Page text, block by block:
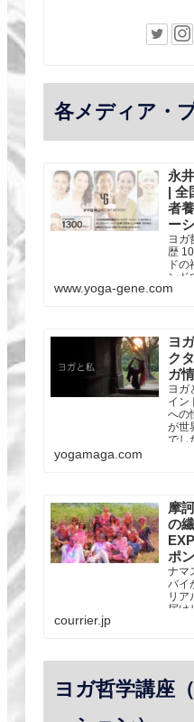
各メディア・
永
| 全
者
ー
ヨガ
歴
ド
ンド
リシ
リシ
全
www.yoga-gene.com
ヨ
ク
ガ
ヨガ
イン
への
が世
でし
yogamaga.com
摩
の
ポン
ナマ
バイ
リア
届け
courrier.jp
ヨガ哲学講座